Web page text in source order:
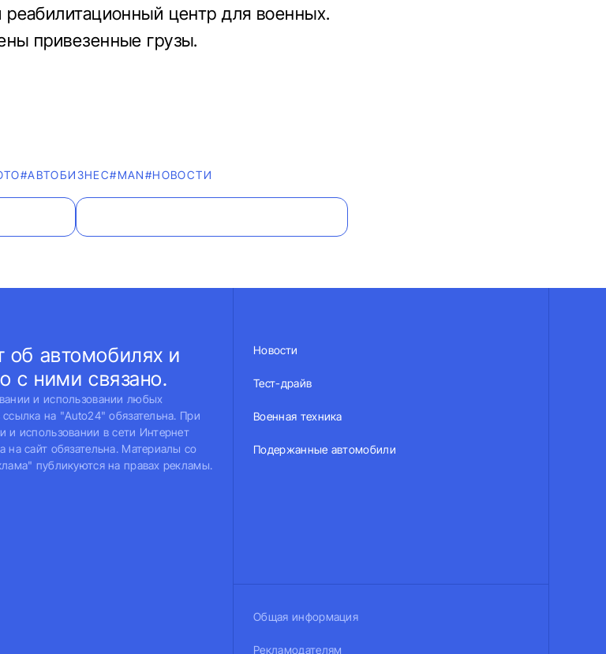
центр для военных.
привезенные грузы.
#AВТОБИЗНЕС#MAN#НОВОСТИ
об автомобилях и
с ними связано.
и использовании любых
на "Auto24" обязательна. При
и использовании в сети Интернет
на сайт обязательна. Материалы со
публикуются на правах рекламы.
Новости
Тест-драйв
Военная техника
Подержанные автомобили
Общая информация
Рекламодателям